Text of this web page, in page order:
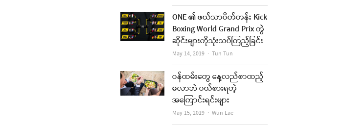
ONE ၏ ဖယ်သာဝိတ်တန်း Kick
Boxing World Grand Prix တွဲ
ဆိုင်းများကိုသုံးသပ်ကြည့်ခြင်း
May 14, 2019 Author
Tun Tun
ဝန်ထမ်းတွေ နေ့လည်စာထည့်
မလာဘဲ ဝယ်စားရတဲ့
အကြောင်းရင်းများ
May 15, 2019 Author
Wun Lae